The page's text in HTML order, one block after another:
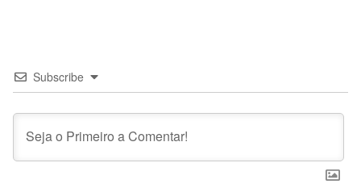
Subscribe